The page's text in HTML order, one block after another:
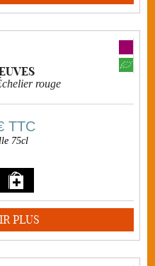
rouge
TTC
75cl
PLUS